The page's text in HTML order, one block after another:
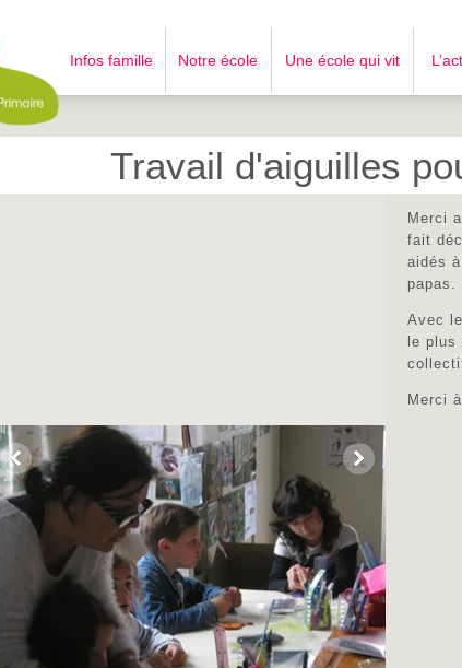
Infos famille Notre école Une école qui vit
Travail d'aiguilles
Merci
fait
aidés
papas.
Avec
le
Merci